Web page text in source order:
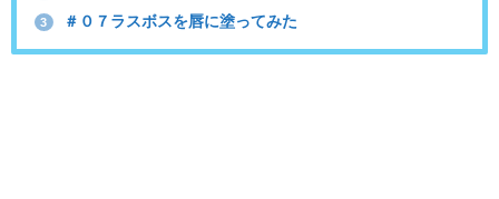
3 ＃０７ラスボスを唇に塗ってみた